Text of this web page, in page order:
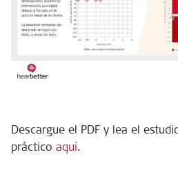
Descargue el PDF y lea el
práctico aquí.